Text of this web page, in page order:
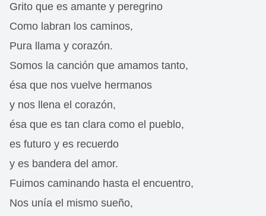
Grito que es amante y peregrino
Como labran los caminos,
Pura llama y corazón.
Somos la canción que amamos tanto,
ésa que nos vuelve hermanos
y nos llena el corazón,
ésa que es tan clara como el pueblo,
es futuro y es recuerdo
y es bandera del amor.
Fuimos caminando hasta el encuentro,
Nos unía el mismo sueño,